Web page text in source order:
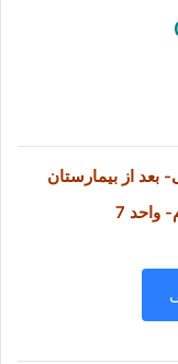
از بیمارستان